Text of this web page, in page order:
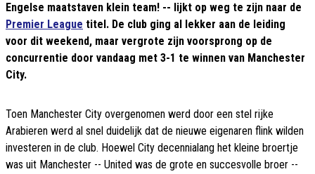
Engelse maatstaven klein team! -- lijkt op weg te zijn naar de
Premier League titel. De club ging al lekker aan de leiding
voor dit weekend, maar vergrote zijn voorsprong op de
concurrentie door vandaag met 3-1 te winnen van Manchester
City.
Toen Manchester City overgenomen werd door een stel rijke
Arabieren werd al snel duidelijk dat de nieuwe eigenaren flink wilden
investeren in de club. Hoewel City decennialang het kleine broertje
was uit Manchester -- United was de grote en succesvolle broer --